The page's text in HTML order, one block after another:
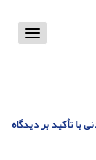
Toggle
با تأکید بر دیدگاه